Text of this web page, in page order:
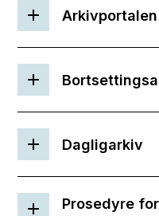
Arkivportalen
Dagligarkiv
Prosedyre